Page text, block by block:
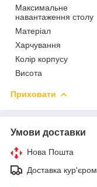
Максимальне
навантаження столу
Матеріал
Харчування
Колір корпусу
Висота
Приховати
Умови доставки
Нова Пошта
Доставка кур'єром